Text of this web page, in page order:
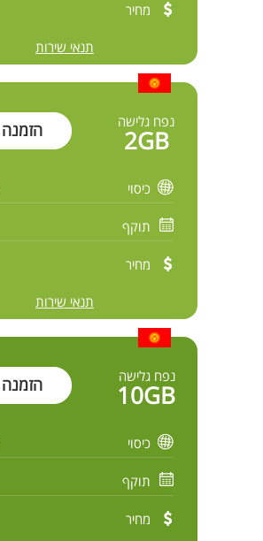
מחיר
תנאי שירות
נפח גלישה
2GB הזמנה
כיסוי
תוקף
מחיר
תנאי שירות
נפח גלישה
10GB הזמנה
כיסוי
תוקף
מחיר